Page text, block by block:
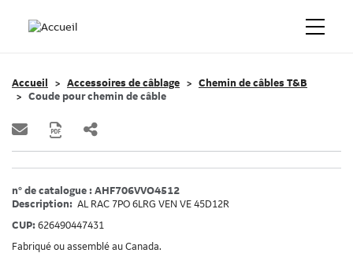
Accueil Accessoires de câblage
Chemin de câbles T&B
Coude pour chemin de câble
n° de catalogue : AHF706VVO4512
Description: AL RAC 7PO 6LRG VEN VE 45D12R
CUP: 626490447431
Fabriqué ou assemblé au Canada.